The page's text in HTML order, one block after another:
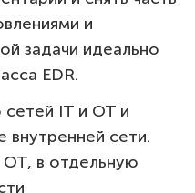
и
задачи идеально
EDR.
IT и OT и
внутренней сети.
в отдельную